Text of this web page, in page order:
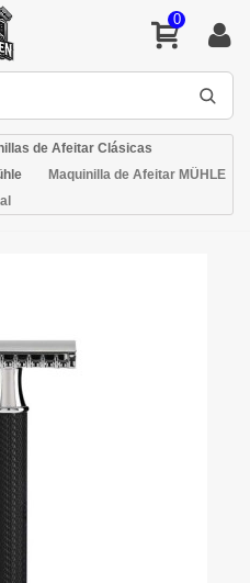
0
de Afeitar Clásicas
Maquinilla de Afeitar MÜHLE